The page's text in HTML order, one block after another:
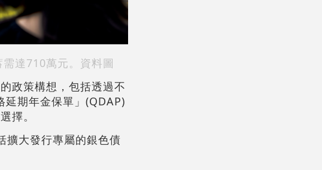
達710萬元。資料圖
政策構想，包括透過不
延期年金保單」(QDAP)
擇。
大發行專屬的銀色債